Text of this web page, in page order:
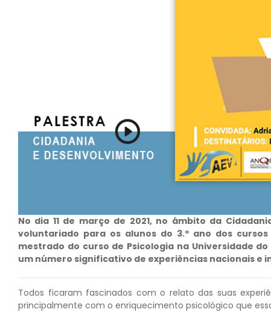
No dia 11 de março de 2021, no âmbito da
voluntariado para os alunos do 3.º ano dos
mestrado do curso de Psicologia na Universidade
um número significativo de experiências nacionais
Todos ficaram fascinados com o relato das suas
principalmente com o enriquecimento psicológico que